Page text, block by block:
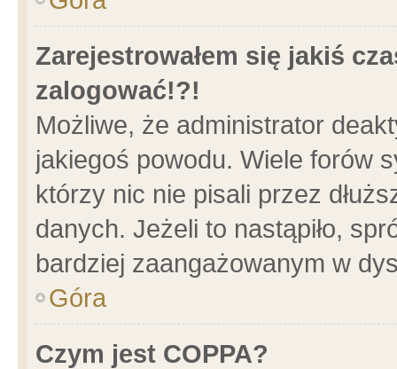
Zarejestrowałem się jakiś
zalogować!?!
Możliwe, że administrator
jakiegoś powodu. Wiele forów
którzy nic nie pisali przez
danych. Jeżeli to nastąpiło,
bardziej zaangażowanym w
Góra
Czym jest COPPA?